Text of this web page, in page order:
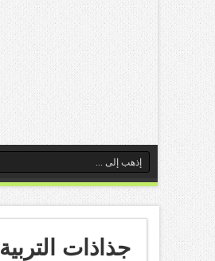
جذاذات التربية